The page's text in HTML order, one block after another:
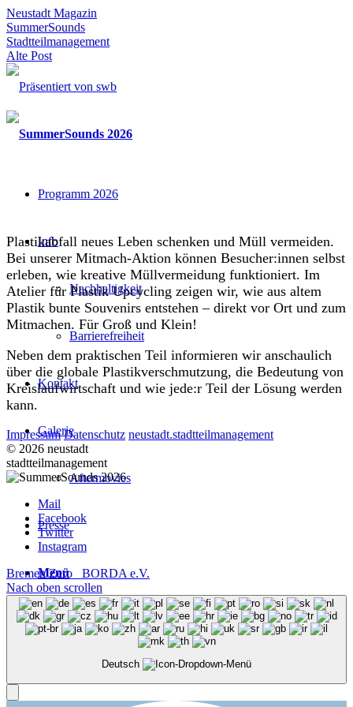
Neustadt Magazin
SummerSounds
Stadtteilmanagement
Alte Post
Programm 2026
Info
Nachhaltigkeit
Barrierefreiheit
Kontakt
Galerie
Aftermovies
Presse
Menü
Plastikabfall neues Leben schenken und Müll vermeiden.
Bei unserer Mitmach-Aktion können Besucher:innen selbst
erleben, wie kreative Müllvermeidung funktioniert. Im
Atelier für Plastik Upcycling zeigen wir, wie aus altem
Plastik bunte Souvenirs entstehen – direkt vor Ort und zum
Mitmachen. Für Groß und Klein!
Neben dem praktischen Teil informieren wir anschaulich
über die globale Plastikverschmutzung, die Bedeutung von
Kreislaufwirtschaft und wie jede:r Teil der Lösung werden
kann.
Impressum Datenschutz neustadt.stadtteilmanagement
© 2026 neustadt
stadtteilmanagement
Mail
Facebook
Twitter
Instagram
Bremen Zero
BORDA e.V.
Nach oben scrollen
Deutsch